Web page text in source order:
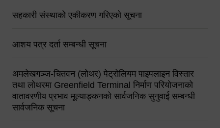
सहकारी संस्थाको एकीकरण गरिएको सूचना
आशय पत्र दर्ता सम्बन्धी सूचना
अमलेखगञ्ज-चितवन (लोथर) पेट्रोलियम पाइपलाइन विस्तार
तथा लोथरमा Greenfield Terminal निर्माण परियोजनाको
वातावरणीय प्रभाव मूल्याङ्कनको सार्वजनिक सुनुवाई सम्बन्धी
सार्वजनिक सूचना